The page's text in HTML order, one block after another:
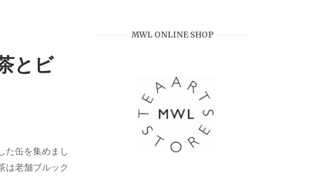
とビ
た缶を集めまし
は老舗ブルック
MWL ONLINE SHOP